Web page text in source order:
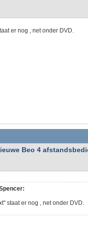
er nog , net onder DVD.
Beo 4
staat er nog , net onder DVD.